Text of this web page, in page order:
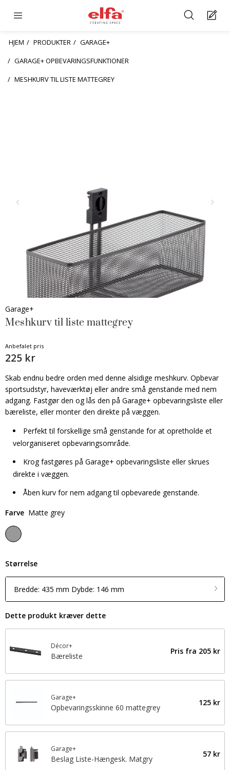
HJEM PRODUKTER
GARAGE+
GARAGE+ OPBEVARINGSFUNKTIONER
MESHKURV TIL LISTE MATTEGREY
Garage+
Meshkurv til liste mattegrey
Anbefalet pris
225 kr
Skab endnu bedre orden med denne alsidige meshkurv. Opbevar
sportsudstyr, haveværktøj eller andre små genstande med nem
adgang. Fastgør den og lås den på Garage+ opbevaringsliste eller
bæreliste, eller monter den direkte på væggen.
Perfekt til forskellige små genstande for at opretholde et
velorganiseret opbevaringsområde.
Krog fastgøres på Garage+ opbevaringsliste eller skrues
direkte i væggen.
Åben kurv for nem adgang til opbevarede genstande.
Farve Matte grey
Størrelse
Bredde: 435 mm Dybde: 146 mm
Dette produkt kræver dette
Décor+
Bæreliste
Pris fra 205 kr
Garage+
Opbevaringsskinne 60 mattegrey
125 kr
Garage+
Beslag Liste-Hængesk. Matgry
57 kr